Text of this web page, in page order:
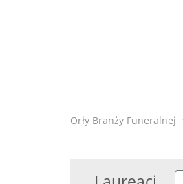
Orły Branży Funeralnej